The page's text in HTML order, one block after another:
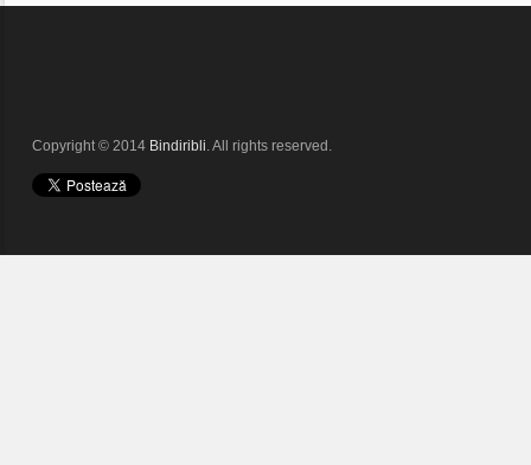
Copyright © 2014 Bindiribli. All rights reserved.